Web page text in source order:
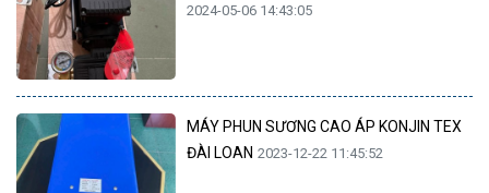
2024-05-06 14:43:05
MÁY PHUN SƯƠNG CAO ÁP KONJIN TEX
ĐÀI LOAN 2023-12-22 11:45:52